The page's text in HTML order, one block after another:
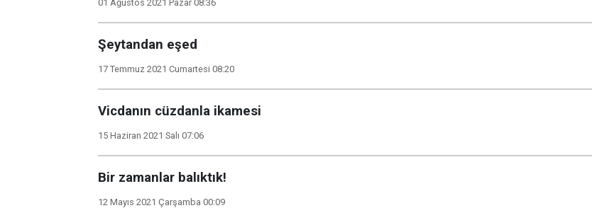
01 Ağustos 2021 Pazar 08:36
Şeytandan eşed
17 Temmuz 2021 Cumartesi 08:20
Vicdanın cüzdanla ikamesi
15 Haziran 2021 Salı 07:06
Bir zamanlar balıktık!
12 Mayıs 2021 Çarşamba 00:09